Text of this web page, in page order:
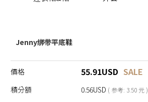
Jenny绑带平底鞋
價格 55.91USD SALE
積分額 0.56USD ( 参考: 3.50 元 )